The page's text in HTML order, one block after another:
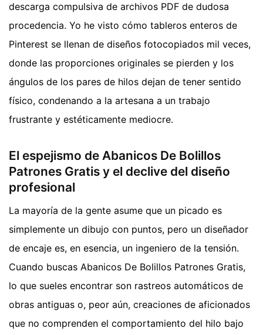
descarga compulsiva de archivos PDF de dudosa
procedencia. Yo he visto cómo tableros enteros de
Pinterest se llenan de diseños fotocopiados mil veces,
donde las proporciones originales se pierden y los
ángulos de los pares de hilos dejan de tener sentido
físico, condenando a la artesana a un trabajo
frustrante y estéticamente mediocre.
El espejismo de Abanicos De Bolillos
Patrones Gratis y el declive del diseño
profesional
La mayoría de la gente asume que un picado es
simplemente un dibujo con puntos, pero un diseñador
de encaje es, en esencia, un ingeniero de la tensión.
Cuando buscas Abanicos De Bolillos Patrones Gratis,
lo que sueles encontrar son rastreos automáticos de
obras antiguas o, peor aún, creaciones de aficionados
que no comprenden el comportamiento del hilo bajo